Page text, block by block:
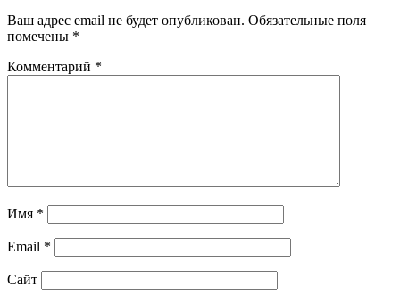
Ваш адрес email не будет опубликован. Обязательные поля
помечены *
Комментарий *
Имя *
Email *
Сайт